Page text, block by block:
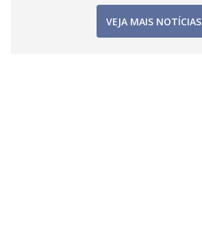
VEJA MAIS NOTÍCIAS